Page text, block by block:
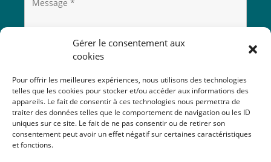
Gérer le consentement aux
cookies
Pour offrir les meilleures expériences, nous utilisons des technologies
telles que les cookies pour stocker et/ou accéder aux informations des
appareils. Le fait de consentir à ces technologies nous permettra de
traiter des données telles que le comportement de navigation ou les ID
uniques sur ce site. Le fait de ne pas consentir ou de retirer son
consentement peut avoir un effet négatif sur certaines caractéristiques
et fonctions.